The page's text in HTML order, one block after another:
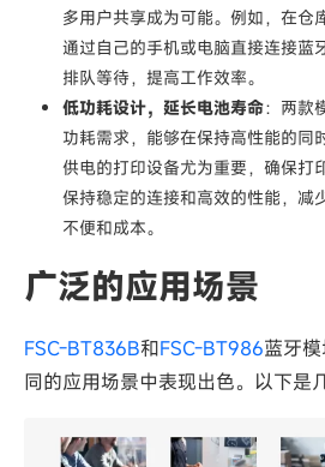
多用户共享成为可能。例如，在仓
通过自己的手机或电脑直接连接蓝
排队等待，提高工作效率。
低功耗设计，延长电池寿命：两款
功耗需求，能够在保持高性能的同
供电的打印设备尤为重要，确保打
保持稳定的连接和高效的性能，减
不便和成本。
广泛的应用场景
FSC-BT836B和FSC-BT986蓝牙
同的应用场景中表现出色。以下是